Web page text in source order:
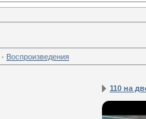
· Воспроизведения
110 на